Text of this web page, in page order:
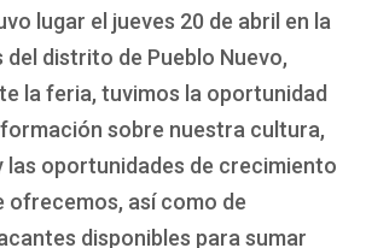
lugar el jueves 20 de abril en la
del distrito de Pueblo Nuevo,
la feria, tuvimos la oportunidad
sobre nuestra cultura,
las oportunidades de crecimiento
ofrecemos, así como de
disponibles para sumar